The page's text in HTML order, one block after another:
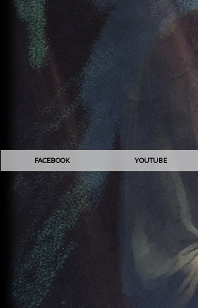
FACEBOOK YOUTUBE